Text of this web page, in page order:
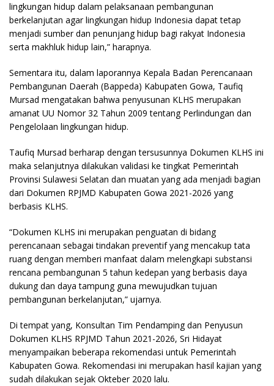
lingkungan hidup dalam pelaksanaan pembangunan
berkelanjutan agar lingkungan hidup Indonesia dapat tetap
menjadi sumber dan penunjang hidup bagi rakyat Indonesia
serta makhluk hidup lain,” harapnya.
Sementara itu, dalam laporannya Kepala Badan Perencanaan
Pembangunan Daerah (Bappeda) Kabupaten Gowa, Taufiq
Mursad mengatakan bahwa penyusunan KLHS merupakan
amanat UU Nomor 32 Tahun 2009 tentang Perlindungan dan
Pengelolaan lingkungan hidup.
Taufiq Mursad berharap dengan tersusunnya Dokumen KLHS ini
maka selanjutnya dilakukan validasi ke tingkat Pemerintah
Provinsi Sulawesi Selatan dan muatan yang ada menjadi bagian
dari Dokumen RPJMD Kabupaten Gowa 2021-2026 yang
berbasis KLHS.
“Dokumen KLHS ini merupakan penguatan di bidang
perencanaan sebagai tindakan preventif yang mencakup tata
ruang dengan memberi manfaat dalam melengkapi substansi
rencana pembangunan 5 tahun kedepan yang berbasis daya
dukung dan daya tampung guna mewujudkan tujuan
pembangunan berkelanjutan,” ujarnya.
Di tempat yang, Konsultan Tim Pendamping dan Penyusun
Dokumen KLHS RPJMD Tahun 2021-2026, Sri Hidayat
menyampaikan beberapa rekomendasi untuk Pemerintah
Kabupaten Gowa. Rekomendasi ini merupakan hasil kajian yang
sudah dilakukan sejak Okteber 2020 lalu.